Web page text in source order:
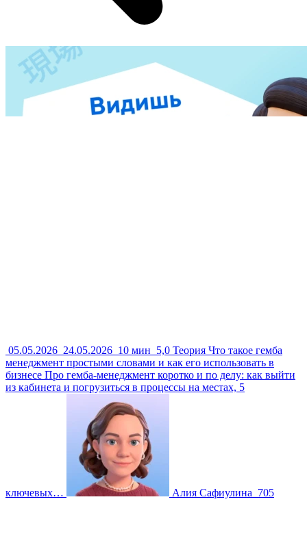
05.05.2026 24.05.2026 10 мин 5,0 Теория Что такое гемба
менеджмент простыми словами и как его использовать в
бизнесе Про гемба-менеджмент коротко и по делу: как выйти
из кабинета и погрузиться в процессы на местах, 5
ключевых… Алия Сафиулина 705